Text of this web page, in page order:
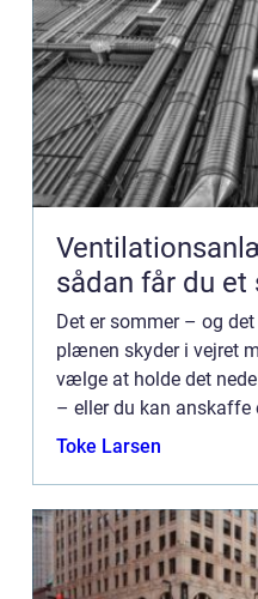
sådan får du
Det er sommer – og
plænen skyder i vejret
vælge at holde det
– eller du kan anskaffe
robotplæneklipper. Hvad
Toke Larsen